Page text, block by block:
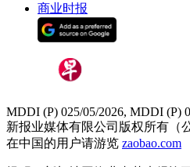
商业时报
MDDI (P) 025/05/2026, MDDI (P)
新报业媒体有限公司版权所有（
在中国的用户请游览 zaobao.com